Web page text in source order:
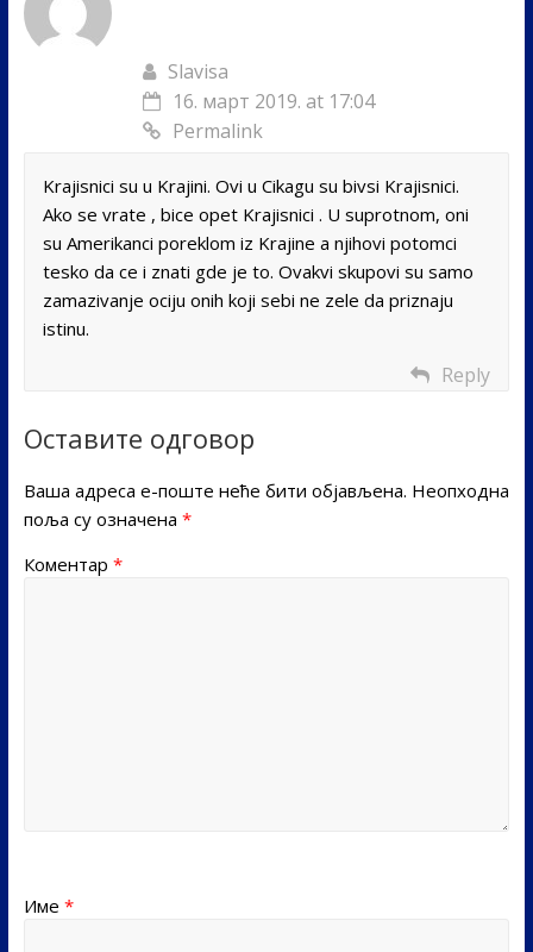
Slavisa
16. март 2019. at 17:04
Permalink
Krajisnici su u Krajini. Ovi u Cikagu su bivsi Krajisnici.
Ako se vrate , bice opet Krajisnici . U suprotnom, oni
su Amerikanci poreklom iz Krajine a njihovi potomci
tesko da ce i znati gde je to. Ovakvi skupovi su samo
zamazivanje ociju onih koji sebi ne zele da priznaju
istinu.
Reply
Оставите одговор
Ваша адреса е-поште неће бити објављена. Неопходна
поља су означена *
Коментар *
Име *